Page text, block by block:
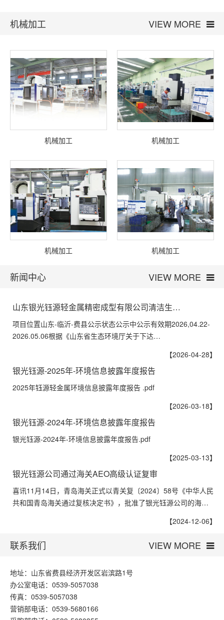
机械加工 VIEW MORE
机械加工 机械加工
机械加工 机械加工
新闻中心 VIEW MORE
山东银光钰源轻金属精密成型有限公司清洁生…
项目位置山东-临沂-费县公示状态公示中公示有效期2026,04.22-
2026.05.06根据《山东省生态环境厅关于下达…
【2026-04-28】
银光钰源-2025年-环境信息披露年度报告
2025年钰源轻金属环境信息披露年度报告 .pdf
【2026-03-18】
银光钰源-2024年-环境信息披露年度报告
银光钰源-2024年-环境信息披露年度报告.pdf
【2025-03-13】
银光钰源公司通过海关AEO高级认证复审
喜讯11月14日，青岛海关正式以青关复〔2024〕58号《中华人民
共和国青岛海关通过复核决定书》，批准了银光钰源公司的海…
【2024-12-06】
联系我们 VIEW MORE
地址：山东省费县经济开发区岩滨路1号
办公室电话：0539-5057038
传真：0539-5057038
营销部电话：0539-5680166